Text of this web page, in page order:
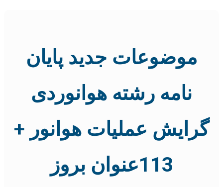
موضوعات جدید پایان
نامه رشته هوانوردی
گرایش عملیات هوانور +
113عنوان بروز